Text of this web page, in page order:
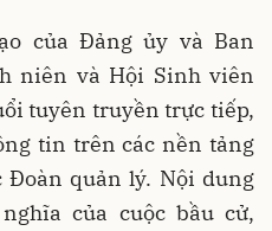
của Đảng ủy và Ban
niên và Hội Sinh viên
tuyên truyền trực tiếp,
tin trên các nền tảng
Đoàn quản lý. Nội dung
của cuộc bầu cử,